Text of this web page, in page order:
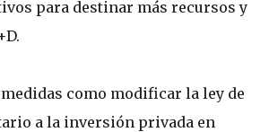
para destinar más recursos y
como modificar la ley de
a la inversión privada en